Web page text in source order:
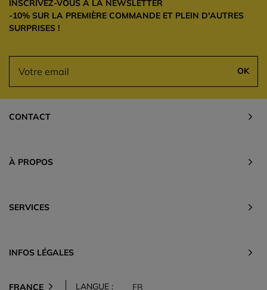
INSCRIVEZ-VOUS À LA NEWSLETTER
-10% SUR LA PREMIÈRE COMMANDE ET PLEIN D'AUTRES
SURPRISES !
OK
CONTACT
À PROPOS
SERVICES
INFOS LÉGALES
FRANCE LANGUE : FR